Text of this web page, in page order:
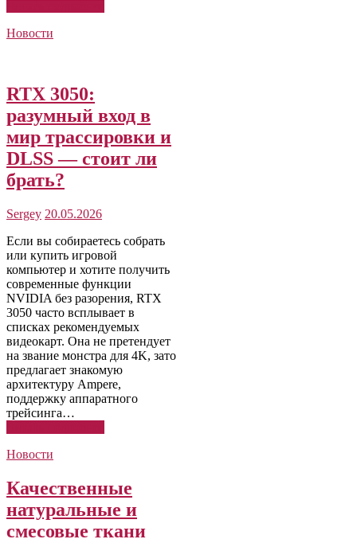
Новости
RTX 3050:
разумный вход в
мир трассировки и
DLSS — стоит ли
брать?
Sergey 20.05.2026
Если вы собираетесь собрать
или купить игровой
компьютер и хотите получить
современные функции
NVIDIA без разорения, RTX
3050 часто всплывает в
списках рекомендуемых
видеокарт. Она не претендует
на звание монстра для 4K, зато
предлагает знакомую
архитектуру Ampere,
поддержку аппаратного
трейсинга…
Новости
Качественные
натуральные и
смесовые ткани